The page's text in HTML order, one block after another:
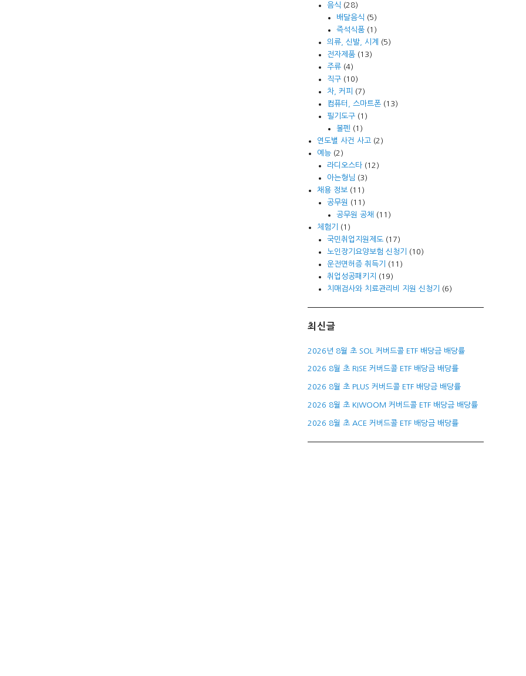
음식 (28)
배달음식 (5)
즉석식품(1)
의류, 신발, 시계
(5)
전자제품(13)
주류(4)
직구(10)
차, 커피
(7)
컴퓨터, 스마트폰(13)
필기도구(1)
볼펜 (1)
연도별 사건 사고 (2)
예능 (2)
라디오스타(12)
아는형님 (3)
채용 정보 (11)
공무원
(11)
공무원 공채 (11)
체험기
(1)
국민취업지원제도(17)
노인장기요양보험 신청기
(10)
운전면허증 취득기
(11)
취업성공패키지
(19)
치매검사와 치료관리비 지원 신청기
(6)
최신글
2026년 8월 초 SOL 커버드콜 ETF 배당금 배당률
2026 8월 초 RISE 커버드콜 ETF 배당금 배당률
2026 8월 초 PLUS 커버드콜 ETF 배당금 배당률
2026 8월 초 KIWOOM 커버드콜 ETF 배당금 배당률
2026 8월 초 ACE 커버드콜 ETF 배당금 배당률